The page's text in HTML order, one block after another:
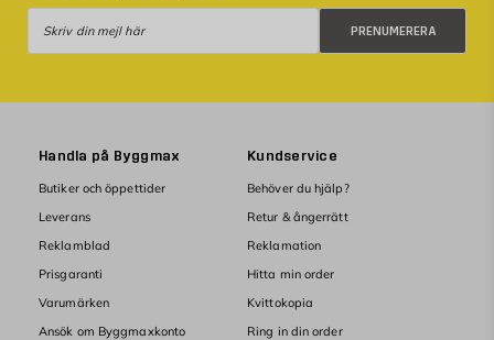
PRENUMERERA
Handla på Byggmax
Butiker och öppettider
Leverans
Reklamblad
Prisgaranti
Varumärken
Ansök om Byggmaxkonto
Kundservice
Behöver du hjälp?
Retur & ångerrätt
Reklamation
Hitta min order
Kvittokopia
Ring in din order